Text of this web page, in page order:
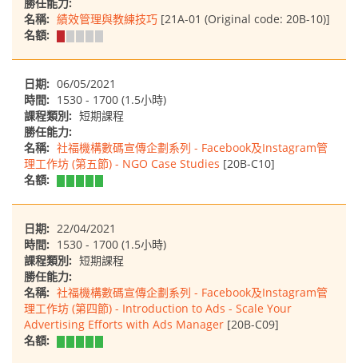
名稱: 績效管理與教練技巧 [21A-01 (Original code: 20B-10)]
名額:
日期: 06/05/2021
時間: 1530 - 1700 (1.5小時)
課程類別: 短期課程
勝任能力:
名稱: 社福機構數碼宣傳企劃系列 - Facebook及Instagram管
理工作坊 (第五節) - NGO Case Studies [20B-C10]
名額:
日期: 22/04/2021
時間: 1530 - 1700 (1.5小時)
課程類別: 短期課程
勝任能力:
名稱: 社福機構數碼宣傳企劃系列 - Facebook及Instagram管
理工作坊 (第四節) - Introduction to Ads - Scale Your
Advertising Efforts with Ads Manager [20B-C09]
名額: